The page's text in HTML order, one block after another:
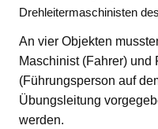
Drehleitermaschinisten
An vier Objekten
Maschinist (Fahrer) und
(Führungsperson auf
Übungsleitung
werden.